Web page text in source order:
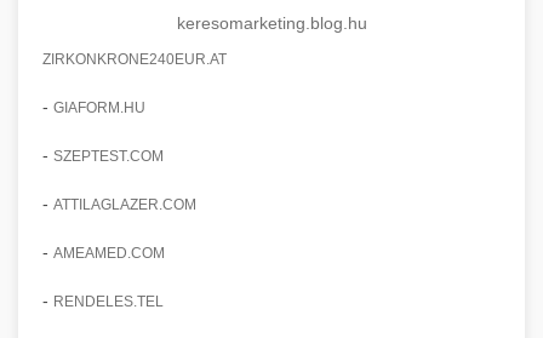
keresomarketing.blog.hu
ZIRKONKRONE240EUR.AT
- GIAFORM.HU
- SZEPTEST.COM
- ATTILAGLAZER.COM
- AMEAMED.COM
- RENDELES.TEL